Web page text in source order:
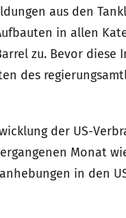
aus den
in allen
zu. Bevor
des
der US-
Monat
in den